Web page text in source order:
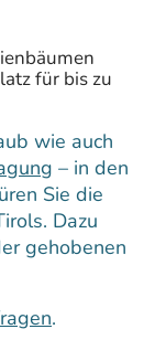
für bis zu
wie auch
– in den
Sie die
Dazu
gehobenen
.